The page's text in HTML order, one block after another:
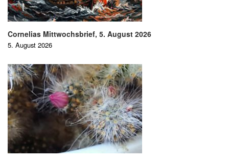
Cornelias Mittwochsbrief, 5. August 2026
5. August 2026